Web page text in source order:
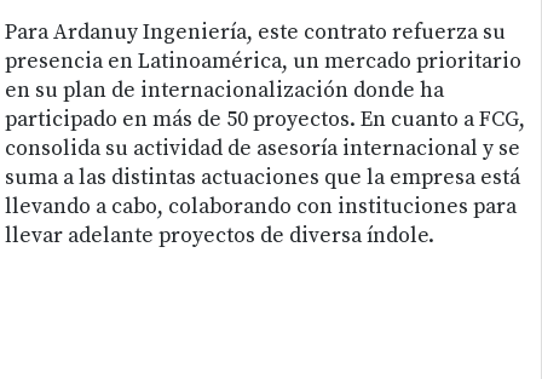
Para Ardanuy Ingeniería, este contrato refuerza su
presencia en Latinoamérica, un mercado prioritario
en su plan de internacionalización donde ha
participado en más de 50 proyectos. En cuanto a FCG,
consolida su actividad de asesoría internacional y se
suma a las distintas actuaciones que la empresa está
llevando a cabo, colaborando con instituciones para
llevar adelante proyectos de diversa índole.